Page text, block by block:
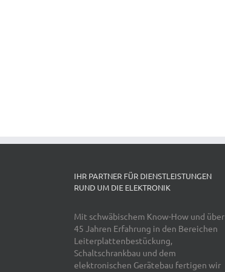
IHR PARTNER FÜR DIENSTLEISTUNGEN
RUND UM DIE ELEKTRONIK
Mit schwäbischem Know-How und über
45 Jahren Erfahrung in den Bereichen
Leiterplattenbestückung,
Schaltschrankbau und dem
elektronischen Gerätebau fertigen wir